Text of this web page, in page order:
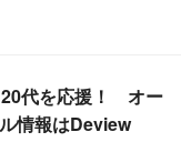
代を応援！ オー
情報はDeview